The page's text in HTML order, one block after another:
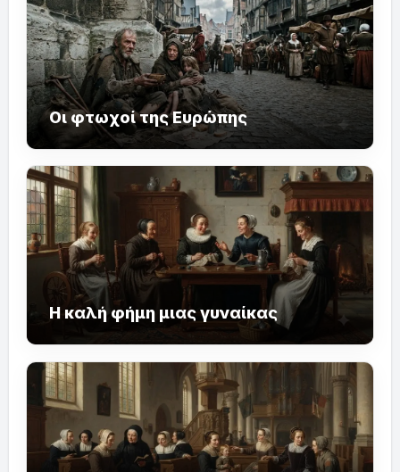
Οι φτωχοί της Ευρώπης
Η καλή φήμη μιας γυναίκας